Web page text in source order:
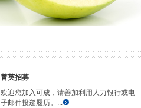
菁英招募
欢迎您加入可成，请善加利用人力银行或电
子邮件投递履历。...